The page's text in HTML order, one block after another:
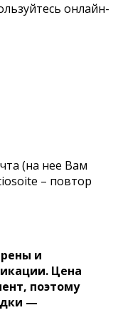
онлайн-
(на нее Вам
– повтор
и
Цена
поэтому
—